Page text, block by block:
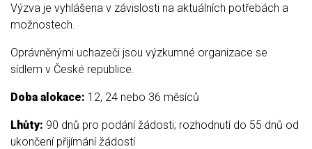
Výzva je vyhlášena v závislosti na aktuálních potřebách a
možnostech.
Oprávněnými uchazeči jsou výzkumné organizace se
sídlem v České republice.
Doba alokace: 12, 24 nebo 36 měsíců
Lhůty: 90 dnů pro podání žádosti; rozhodnutí do 55 dnů od
ukončení přijímání žádostí